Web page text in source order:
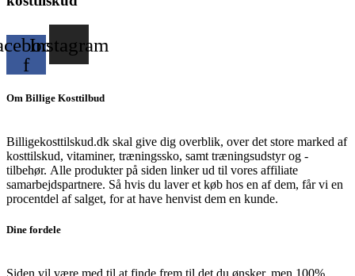
f
Instagram
Om Billige Kosttilbud
Billigekosttilskud.dk skal give dig overblik, over det store marked af
kosttilskud, vitaminer, træningssko, samt træningsudstyr og -
tilbehør. Alle produkter på siden linker ud til vores affiliate
samarbejdspartnere. Så hvis du laver et køb hos en af dem, får vi en
procentdel af salget, for at have henvist dem en kunde.
Dine fordele